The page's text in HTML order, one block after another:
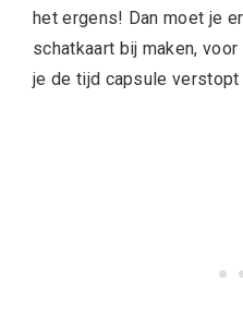
het ergens! Dan moet je
schatkaart bij maken,
je de tijd capsule verstopt